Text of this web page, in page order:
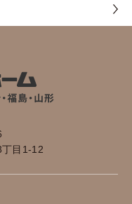
目1-12